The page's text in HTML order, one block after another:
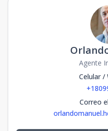
Agente
Celular /
Correo